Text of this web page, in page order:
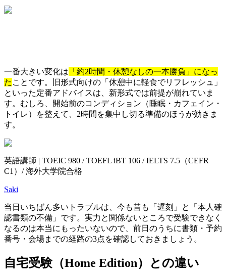
一番大きい変化は 「約2時間・休憩なしの一本勝負」になっ
た ことです。旧形式向けの「休憩中に軽食でリフレッシュ」
といった定番アドバイスは、新形式では前提が崩れていま
す。むしろ、開始前のコンディション（睡眠・カフェイン・
トイレ）を整えて、2時間を集中し切る準備のほうが効きま
す。
英語講師 | TOEIC 980 / TOEFL iBT 106 / IELTS 7.5（CEFR
C1）/ 海外大学院合格
Saki
当日いちばん多いトラブルは、今も昔も「遅刻」と「本人確
認書類の不備」です。実力と関係ないところで受験できなく
なるのは本当にもったいないので、前日のうちに書類・予約
番号・会場までの経路の3点を確認しておきましょう。
自宅受験（Home Edition）との違い